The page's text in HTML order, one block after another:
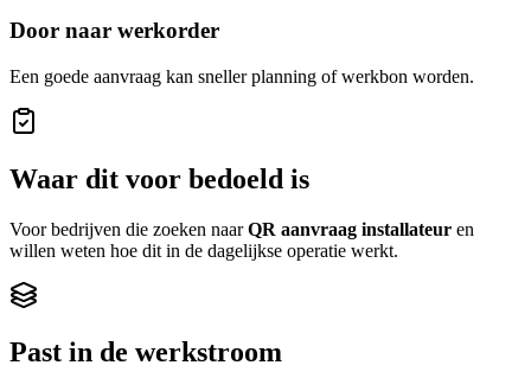
Door naar werkorder
Een goede aanvraag kan sneller planning of werkbon worden.
Waar dit voor bedoeld is
Voor bedrijven die zoeken naarQR aanvraag installateur en
willen weten hoe dit in de dagelijkse operatie werkt.
Past in de werkstroom